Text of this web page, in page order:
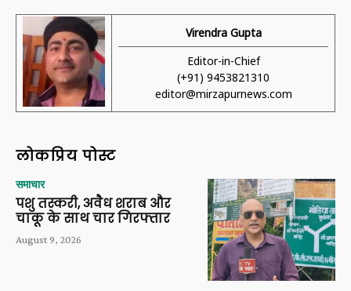
Virendra Gupta
Editor-in-Chief
(+91) 9453821310
editor@mirzapurnews.com
लोकप्रिय पोस्ट
समाचार
पशु तस्करी, अवैध शराब और
चाकू के साथ चार गिरफ्तार
August 9, 2026